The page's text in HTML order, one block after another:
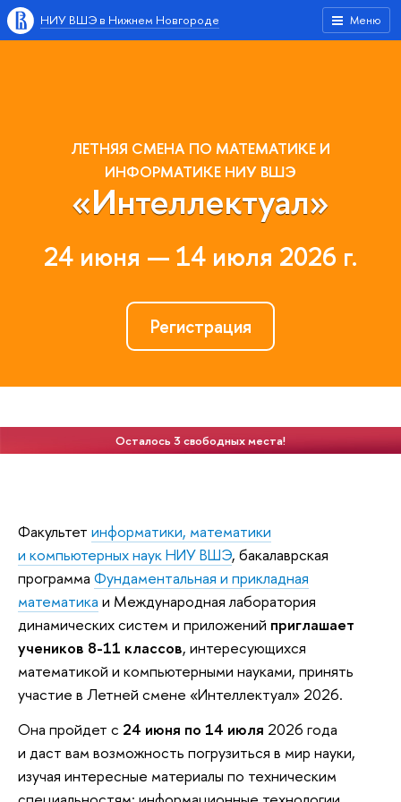
Меню
НИУ ВШЭ в Нижнем Новгороде
ЛЕТНЯЯ СМЕНА ПО МАТЕМАТИКЕ И
ИНФОРМАТИКЕ НИУ ВШЭ
«Интеллектуал»
24 июня — 14 июля 2026 г.
Регистрация
Осталось 3 свободных места!
Факультет информатики, математики
и компьютерных наук НИУ ВШЭ, бакалаврская
программа Фундаментальная и прикладная
математика и Международная лаборатория
динамических систем и приложений приглашает
учеников 8-11 классов, интересующихся
математикой и компьютерными науками, принять
участие в Летней смене «Интеллектуал» 2026.
Она пройдет с 24 июня по 14 июля 2026 года
и даст вам возможность погрузиться в мир науки,
изучая интересные материалы по техническим